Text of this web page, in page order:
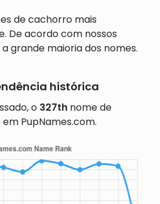
de cachorro mais
De acordo com nossos
grande maioria dos nomes.
histórica
o 327th nome de
PupNames.com.